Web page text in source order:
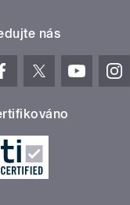
nás